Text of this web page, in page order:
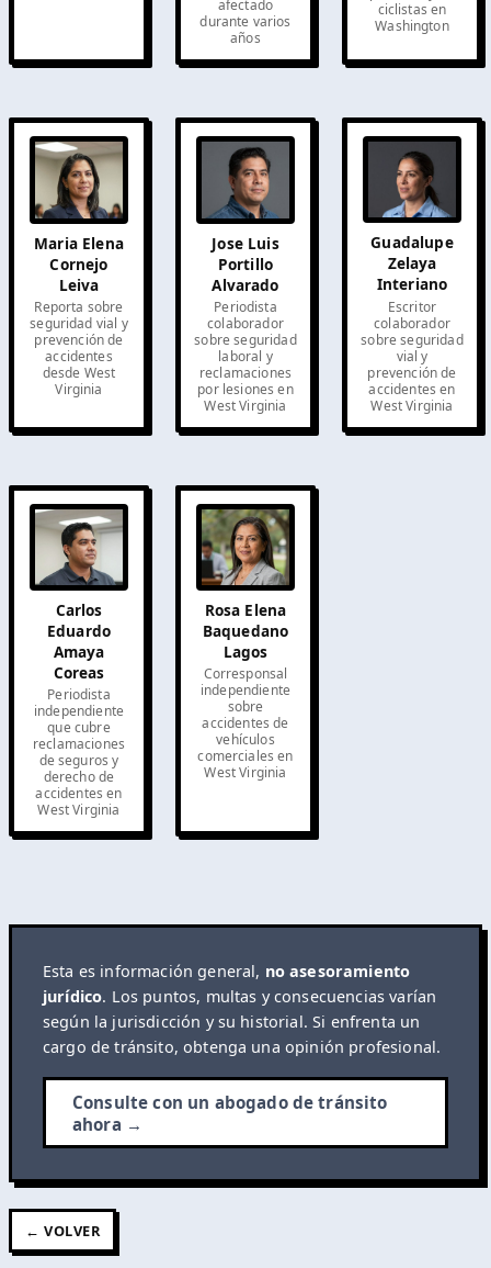
afectado
durante varios
años
ciclistas en
Washington
Maria Elena
Cornejo
Leiva
Reporta sobre
seguridad vial y
prevención de
accidentes
desde West
Virginia
Jose Luis
Portillo
Alvarado
Periodista
colaborador
sobre seguridad
laboral y
reclamaciones
por lesiones en
West Virginia
Guadalupe
Zelaya
Interiano
Escritor
colaborador
sobre seguridad
vial y
prevención de
accidentes en
West Virginia
Carlos
Eduardo
Amaya
Coreas
Periodista
independiente
que cubre
reclamaciones
de seguros y
derecho de
accidentes en
West Virginia
Rosa Elena
Baquedano
Lagos
Corresponsal
independiente
sobre
accidentes de
vehículos
comerciales en
West Virginia
Esta es información general, no asesoramiento
jurídico. Los puntos, multas y consecuencias varían
según la jurisdicción y su historial. Si enfrenta un
cargo de tránsito, obtenga una opinión profesional.
Consulte con un abogado de tránsito
ahora →
← VOLVER